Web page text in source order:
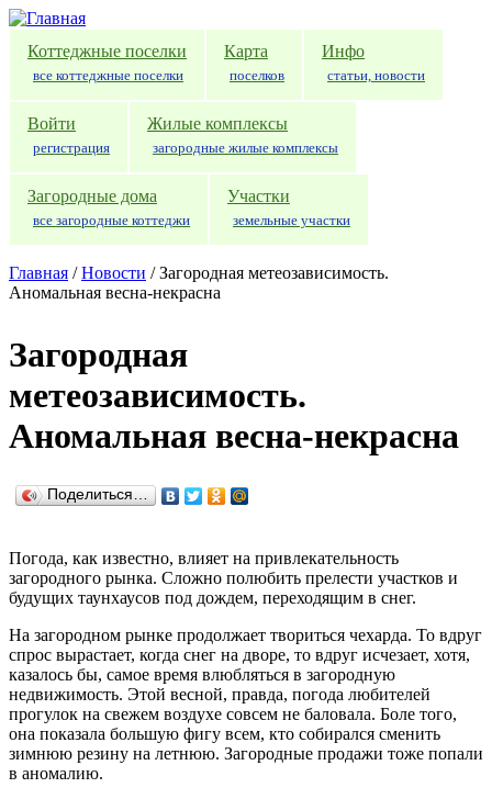
Перейти к основному содержанию
Коттеджные поселки
все коттеджные поселки
Карта
поселков
Инфо
статьи, новости
Войти
регистрация
Жилые комплексы
загородные жилые комплексы
Загородные дома
все загородные коттеджи
Участки
земельные участки
Главная / Новости /Загородная метеозависимость.
Аномальная весна-некрасна
Загородная
метеозависимость.
Аномальная весна-некрасна
Поделиться…
Погода, как известно, влияет на привлекательность
загородного рынка. Сложно полюбить прелести участков и
будущих таунхаусов под дождем, переходящим в снег.
На загородном рынке продолжает твориться чехарда. То вдруг
спрос вырастает, когда снег на дворе, то вдруг исчезает, хотя,
казалось бы, самое время влюбляться в загородную
недвижимость. Этой весной, правда, погода любителей
прогулок на свежем воздухе совсем не баловала. Боле того,
она показала большую фигу всем, кто собирался сменить
зимнюю резину на летнюю. Загородные продажи тоже попали
в аномалию.